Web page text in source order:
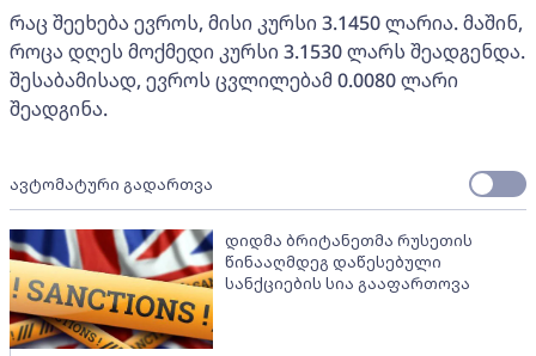
რაც შეეხება ევროს, მისი კურსი 3.1450 ლარია. მაშინ,
როცა დღეს მოქმედი კურსი 3.1530 ლარს შეადგენდა.
შესაბამისად, ევროს ცვლილებამ 0.0080 ლარი
შეადგინა.
ავტომატური გადართვა
დიდმა ბრიტანეთმა რუსეთის
წინააღმდეგ დაწესებული
სანქციების სია გააფართოვა